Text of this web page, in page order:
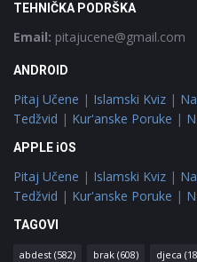
TEHNIČKA PODRŠKA
Email: pitajucene@gmail.com
ANDROID
Pitaj Učene | Islamski Kviz |
Tedžvid | Kur'anske Poruke |
APPLE iOS
Pitaj Učene | Islamski Kviz |
Tedžvid | Kur'anske Poruke |
TAGOVI
abdest (582) brak (608) djeca